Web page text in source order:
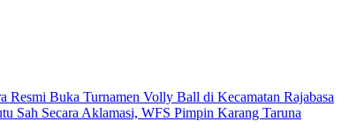
Resmi Buka Turnamen Volly Ball di Kecamatan Rajabasa
Sah Secara Aklamasi, WFS Pimpin Karang Taruna